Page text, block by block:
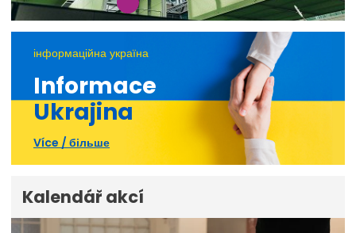
інформаційна україна
Informace
Ukrajina
Více / більше
Kalendář akcí